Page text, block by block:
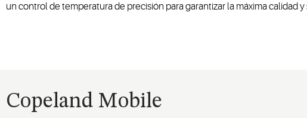
un control de temperatura de precisión para garantizar la máxima calidad y
Copeland Mobile